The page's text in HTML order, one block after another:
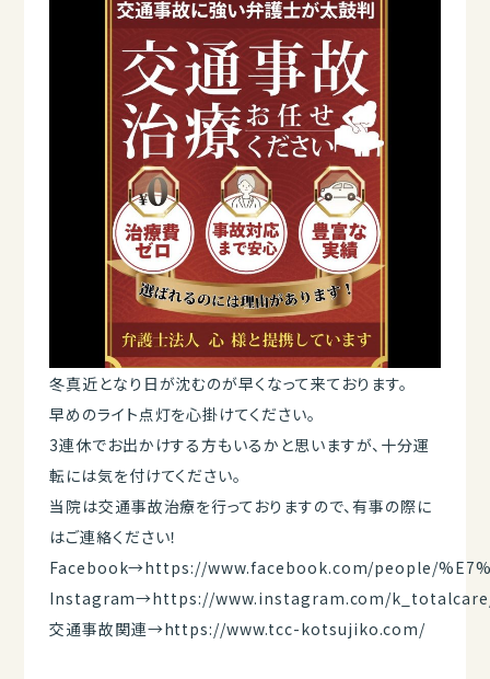
冬真近となり日が沈むのが早くなって来ております。
早めのライト点灯を心掛けてください。
3連休でお出かけする方もいるかと思いますが、十分運
転には気を付けてください。
当院は交通事故治療を行っておりますので、有事の際に
はご連絡ください！
Facebook→https://www.facebook.com/people/
Instagram→https://www.instagram.com/
交通事故関連→https://www.tcc-kotsujiko.com/